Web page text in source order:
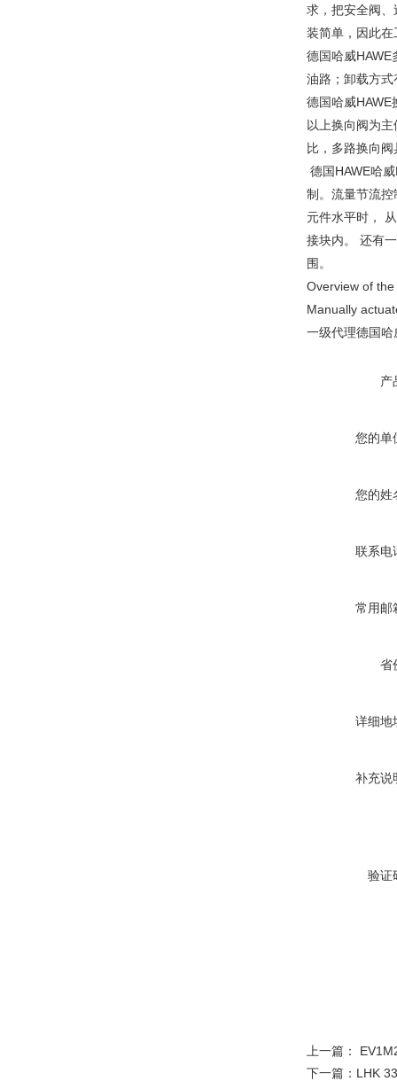
求，把安全阀
装简单，因此
德国哈威
油路；卸载方
德国哈威
以上换向阀为
比，多路换向
德国HAWE哈
制。流量节流
元件水平时，
接块内。 还有
围。
Overview of
Manually
一级代理德国
产
您的单
您的姓
联系电
常用邮
省
详细地
补充说
验证
上一篇：
下一篇： LHK